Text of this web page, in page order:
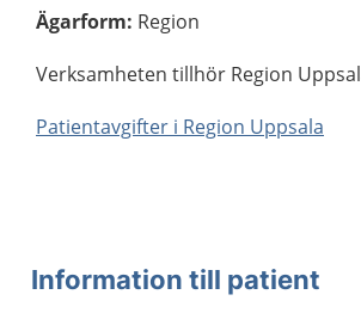
Ägarform: Region
Verksamheten tillhör Region
Patientavgifter i Region Uppsala
Information till patient